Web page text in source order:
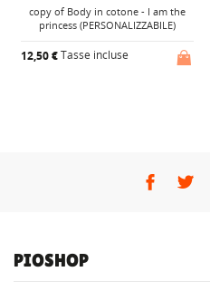
copy of Body in cotone - I am the
princess (PERSONALIZZABILE)
12,50 €Tasse incluse
PIOSHOP